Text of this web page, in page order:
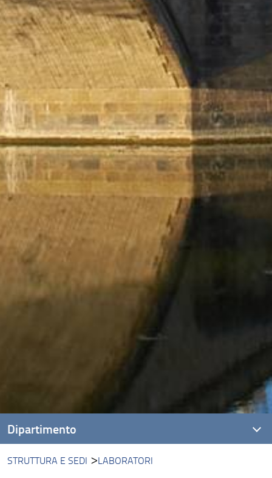
STRUTTURA E SEDI LABORATORI
Dipartimento
Visione